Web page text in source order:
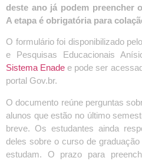
deste ano já podem preencher
A etapa é obrigatória para
O formulário foi disponibilizado
e Pesquisas Educacionais
Sistema Enade e pode ser
portal Gov.br.
O documento reúne perguntas
alunos que estão no último
breve. Os estudantes ainda
deles sobre o curso de
estudam. O prazo para